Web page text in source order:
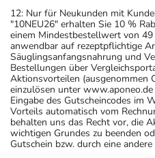
12: Nur für Neukunden mit
"10NEU26" erhalten Sie 10 %
einem Mindestbestellwert von
anwendbar auf rezeptpflichtige
Säuglingsanfangsnahrung und
Bestellungen über
Aktionsvorteilen (ausgenommen
einzulösen unter
Eingabe des Gutscheincodes im
Vorteils automatisch vom
behalten uns das Recht vor, die
wichtigen Grundes zu beenden
Gutschein bzw. durch eine